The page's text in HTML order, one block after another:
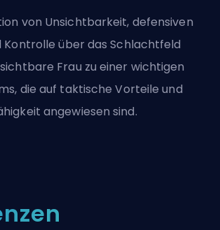
von Unsichtbarkeit, defensiven
Kontrolle über das Schlachtfeld
Frau zu einer wichtigen
die auf taktische Vorteile und
angewiesen sind.